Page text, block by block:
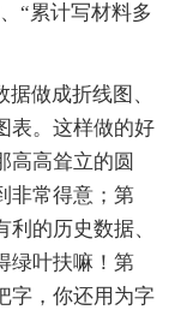
“累计写材料多
做成折线图、
表。这样做的好
高高耸立的圆
非常得意；第
的历史数据、
绿叶扶嘛！第
字，你还用为字